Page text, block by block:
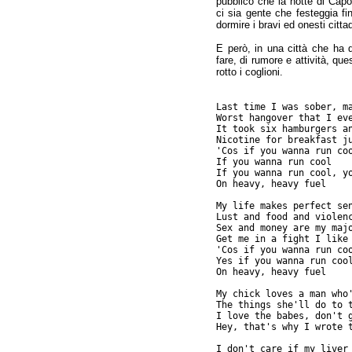
ci sia gente che festeggia
dormire i bravi ed onesti
E però, in una città che ha
fare, di rumore e attività,
rotto i coglioni.
Last time I was sober,
Worst hangover that I
It took six hamburgers
Nicotine for breakfast
'Cos if you wanna run
If you wanna run cool
If you wanna run cool,
On heavy, heavy fuel
My life makes perfect
Lust and food and
Sex and money are my
Get me in a fight I
'Cos if you wanna run
Yes if you wanna run
On heavy, heavy fuel
My chick loves a man
The things she'll do to
I love the babes, don't
Hey, that's why I wrote
I don't care if my liver